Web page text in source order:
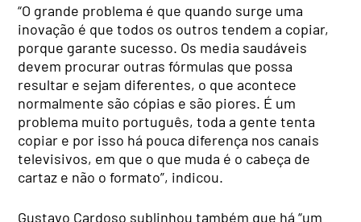
“O grande problema é que quando surge uma
inovação é que todos os outros tendem a copiar,
porque garante sucesso. Os media saudáveis
devem procurar outras fórmulas que possa
resultar e sejam diferentes, o que acontece
normalmente são cópias e são piores. É um
problema muito português, toda a gente tenta
copiar e por isso há pouca diferença nos canais
televisivos, em que o que muda é o cabeça de
cartaz e não o formato”, indicou.
Gustavo Cardoso sublinhou também que há “um